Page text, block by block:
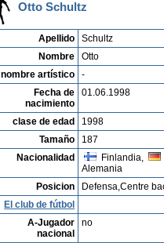
Otto Schultz
Apellido
Schultz
Nombre
Otto
nombre artístico
-
Fecha de
nacimiento
01.06.1998
clase de edad
1998
Tamaño
187
Nacionalidad
Finlandia,
Alemania
Posicion
Defensa,Centre
El club de fútbol
A-Jugador
nacional
no